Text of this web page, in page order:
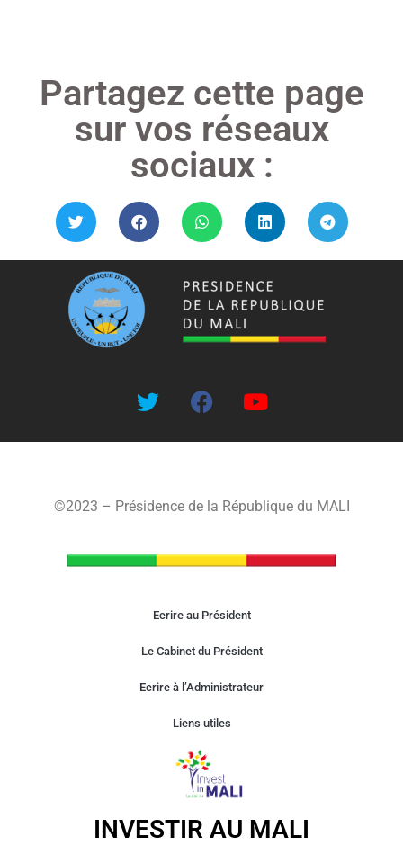
Partagez cette page
sur vos réseaux
sociaux :
©2023 – Présidence de la République du MALI
Ecrire au Président
Le Cabinet du Président
Ecrire à l’Administrateur
Liens utiles
INVESTIR AU MALI